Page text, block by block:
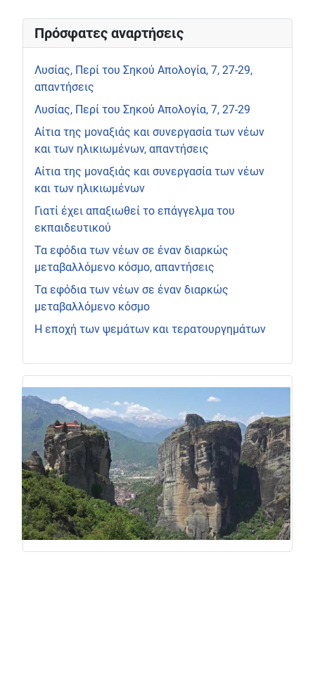
Πρόσφατες αναρτήσεις
Λυσίας, Περί του Σηκού Απολογία, 7, 27-29,
απαντήσεις
Λυσίας, Περί του Σηκού Απολογία, 7, 27-29
Αίτια της μοναξιάς και συνεργασία των νέων
και των ηλικιωμένων, απαντήσεις
Αίτια της μοναξιάς και συνεργασία των νέων
και των ηλικιωμένων
Γιατί έχει απαξιωθεί το επάγγελμα του
εκπαιδευτικού
Τα εφόδια των νέων σε έναν διαρκώς
μεταβαλλόμενο κόσμο, απαντήσεις
Τα εφόδια των νέων σε έναν διαρκώς
μεταβαλλόμενο κόσμο
Η εποχή των ψεμάτων και τερατουργημάτων